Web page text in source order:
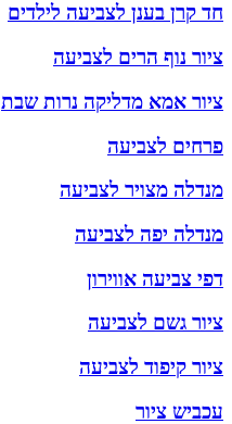
חד קרן בענן לצביעה לילדים
ציור נוף הרים לצביעה
ציור אמא מדליקה נרות שבת
פרחים לצביעה
מנדלה מצויר לצביעה
מנדלה יפה לצביעה
דפי צביעה אווירון
ציור גשם לצביעה
ציור קיפוד לצביעה
עכביש ציור